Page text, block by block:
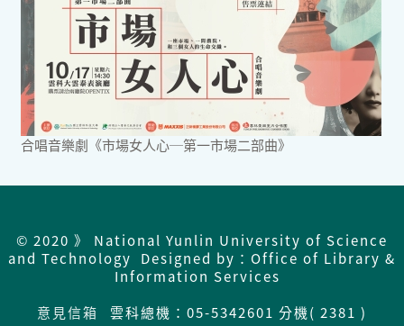
合唱音樂劇《市場女人心─第一市場二部曲》
© 2020 》 National Yunlin University of Science
and Technology Designed by：Office of Library &
Information Services
意見信箱
雲科總機： 05-5342601 分機( 2381 )